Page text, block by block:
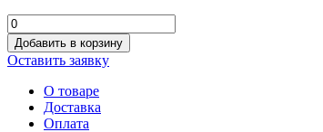
Количество
товара
Фанера
березовая
ФСФ
сорт
Добавить в корзину
Оставить заявку
О товаре
Доставка
Оплата